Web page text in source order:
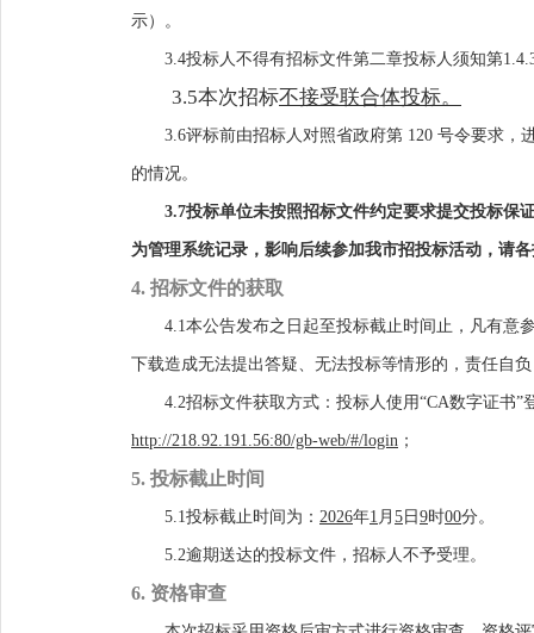
示） 。
3.4投标人不得有招标文件第二章投标人须知第
3.5本次招标不接受联合体投标。
3.6评标前由招标人对照省政府第 120 号令要求，
的情况。
3.7投标单位未按照招标文件约定要求提交投标保
为管理系统记录，影响后续参加我市招投标活动，请
4. 招标文件的获取
4.1本公告发布之日起至投标截止时间止，凡有意
下载造成无法提出答疑、无法投标等情形的，责任自
4.2招标文件获取方式：投标人使用“CA数字证书
http://218.92.191.56:80/gb-web/#/login ；
5. 投标截止时间
5.1投标截止时间为 ： 2026年1 月 5 日 9时00分。
5.2逾期送达的投标文件，招标人不予受理。
6. 资格审查